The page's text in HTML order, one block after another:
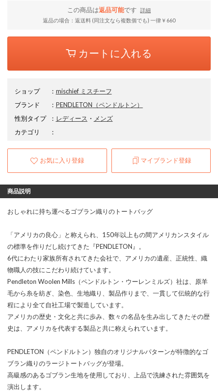
この商品は返品可能です
詳細
返品の場合：返送料 (同注文なら複数個でも) 一律￥660
カートに入れる
ショップ ： mischief ミスチーフ
ブランド
： PENDLETON （ペンドルトン）
性別タイプ
： レディース ・ メンズ
カテゴリ
：
お気に入り登録 マイブランド登録
商品説明
おしゃれに持ち運べるゴブラン織りのトートバッグ
「アメリカの良心」と称えられ、150年以上もの間アメリカンスタイル
の標準を作りだし続けてきた『PENDLETON』。
6代にわたり家族所有されてきた会社で、アメリカの遺産、正統性、織
物職人の技にこだわり続けています。
Pendleton Woolen Mills（ペンドルトン・ウーレンミルズ）社は、原羊
毛から糸を紡ぎ、染色、生地織り、製品作りまで、一貫して伝統的な行
程により全て自社工場で製造しています。
アメリカの歴史・文化と共に歩み、数々の名品を生み出してきたその歴
史は、アメリカを代表する製品と共に称えられています。
PENDLETON（ペンドルトン）独自のオリジナルパターンが特徴的なゴ
ブラン織りのラージトートバッグが登場。
高級感のあるゴブラン生地を使用しており、上品で洗練された雰囲気を
演出します。